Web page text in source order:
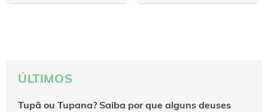
ÚLTIMOS
Tupã ou Tupana? Saiba por que alguns deuses